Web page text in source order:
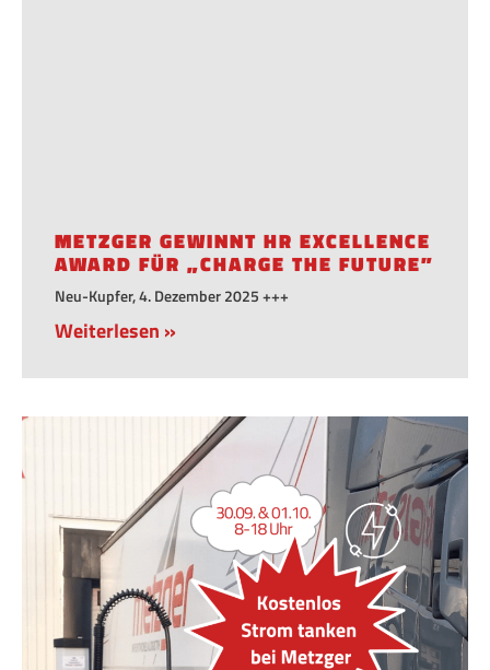
METZGER GEWINNT HR EXCELLENCE
AWARD FÜR „CHARGE THE FUTURE”
Neu-Kupfer, 4. Dezember 2025 +++
Weiterlesen »